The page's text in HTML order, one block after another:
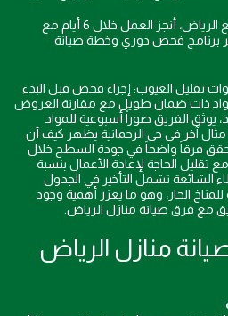
في أحد مشاريع الرياض، أنجز العمل خلال 6 أيام مع
العيوب إلى 1.5% عبر برنامج فحص دوري وخطة صيانة
تقليل العيوب: إجراء فحص قبل البدء
مواد ذات ضمان طويل مع مقارنة العروض
يوثق الفريق صوراً أسبوعية للمواد
مثال آخر في حي الرحمانية يظهر كيف أن
فرقاً واضحاً في جودة السطح خلال
تقليل الحاجة لإعادة الأعمال بنسبة
الشائعة تشمل التأخير في الجدول
للمناخ الحار، وهو ما يعزز أهمية وجود
مع فرق صيانة منازل الرياض.
منازل الرياض